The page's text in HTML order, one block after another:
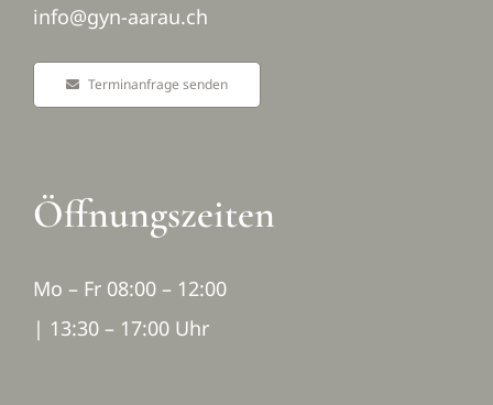
info@gyn-aarau.ch
Terminanfrage senden
Öffnungszeiten
Mo – Fr 08:00 – 12:00
| 13:30 – 17:00 Uhr